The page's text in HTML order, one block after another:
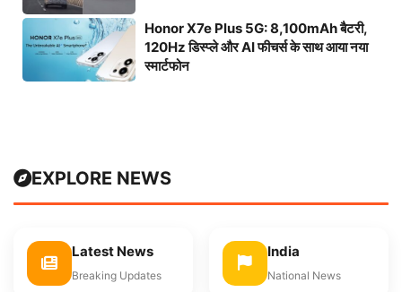
Honor X7e Plus 5G: 8,100mAh बैटरी,
120Hz डिस्प्ले और AI फीचर्स के साथ आया नया
स्मार्टफोन
EXPLORE NEWS
Latest News
Breaking Updates
India
National News